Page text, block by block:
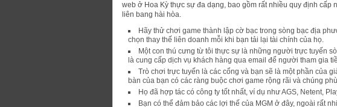
web ở Hoa Kỳ thực sự đa dạng, bao gồm rất nhiều quy định
liên bang hài hòa.
Hãy thử chơi game thành lập cờ bạc trong sòng bạc địa
chọn thay thế liên doanh mỗi khi bạn tải lại tài chính của họ.
Một con thú cưng từ tôi thực sự là những người trực tuyến
là cung cấp dịch vụ khách hàng qua email để người tham gia
Trò chơi trực tuyến là các cổng và bạn sẽ là một phần của
bàn của bạn có các ràng buộc chơi game rộng rãi và chúng
Họ đã hợp tác có công ty tốt nhất, ví dụ như AGS, Netent,
Bạn có thể đảm bảo các lợi thế của MGM ở đây, ngoài rất